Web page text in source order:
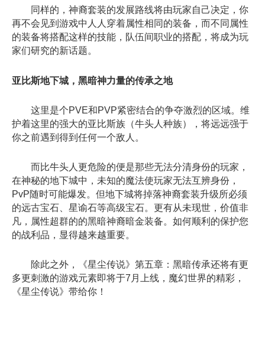
同样的，神裔套装的发展路线将由玩家自己决定，你
再不会见到游戏中人人穿着属性相同的装备，而不同属性
的装备将搭配这样的技能，队伍间职业的搭配，将成为玩
家们研究的新话题。
亚比斯地下城，黑暗神力量的传承之地
这里是个PVE和PVP紧密结合的争夺激烈的区域。维
护着这里的强大的亚比斯族（牛头人种族），将远远强于
你之前遇到得到任何一个敌人。
而比牛头人更危险的便是那些无法分清身份的玩家，
在神秘的地下城中，未知的魔法使玩家无法互辨身份，
PvP随时可能爆发。但地下城将掉落神裔套装升级所必须
的远古宝石、星谕石等高级宝石。更有从未现世，价值非
凡，属性超群的的黑暗神裔暗金装备。如何顺利的保护您
的战利品，显得越来越重要。
除此之外，《星尘传说》第五章：黑暗传承还将有更
多更刺激的游戏元素即将于7月上线，魔幻世界的精彩，
《星尘传说》带给你！